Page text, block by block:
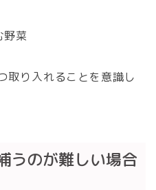
野菜
取り入れることを意識し
うのが難しい場合